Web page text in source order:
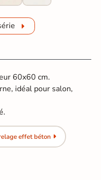
60x60 cm.
idéal pour salon,
effet béton